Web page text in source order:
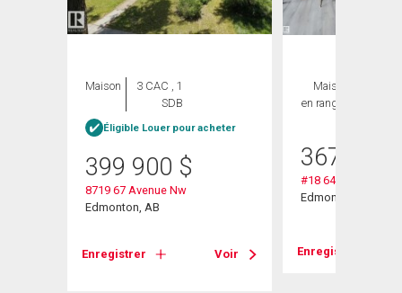
Maison
3 CAC , 1
SDB
Éligible Louer pour acheter
399 900 $
8719 67 Avenue Nw
Edmonton, AB
Enregistrer Voir
Maison
en rangée
367 900
#18 64 Blackburn
Edmonton, AB
Enregistrer